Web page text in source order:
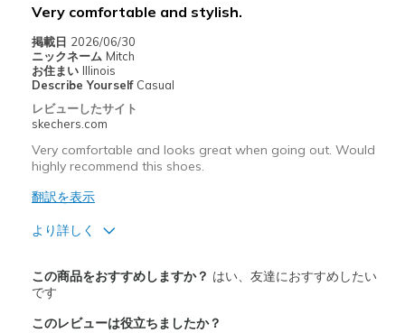
Going Out
Travel
Width
Feels true to width
Sizing
View On Shoes
Very comfortable and stylish.
掲載日 2026/06/30
ニックネーム Mitch
お住まい Illinois
Describe Yourself Casual
レビューしたサイト
skechers.com
Very comfortable and looks great when going out. Would
highly recommend this shoes.
翻訳を表示
より詳しく
Attractive Design
Breathe Well
この商品をおすすめしますか？ はい、友達におすすめしたい
です
このレビューは役立ちましたか？